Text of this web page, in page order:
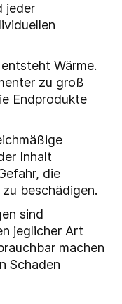
jeder
Wärme.
zu groß
Endprodukte
Inhalt
die
beschädigen.
sind
jeglicher Art
machen
Schaden